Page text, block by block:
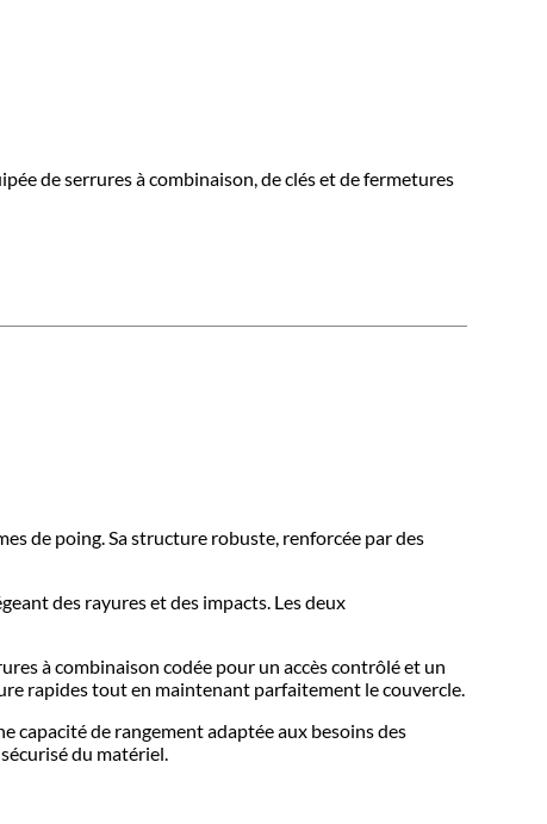
de serrures à combinaison, de clés et de fermetures
de poing. Sa structure robuste, renforcée par des
des rayures et des impacts. Les deux
à combinaison codée pour un accès contrôlé et un
rapides tout en maintenant parfaitement le couvercle.
capacité de rangement adaptée aux besoins des
du matériel.